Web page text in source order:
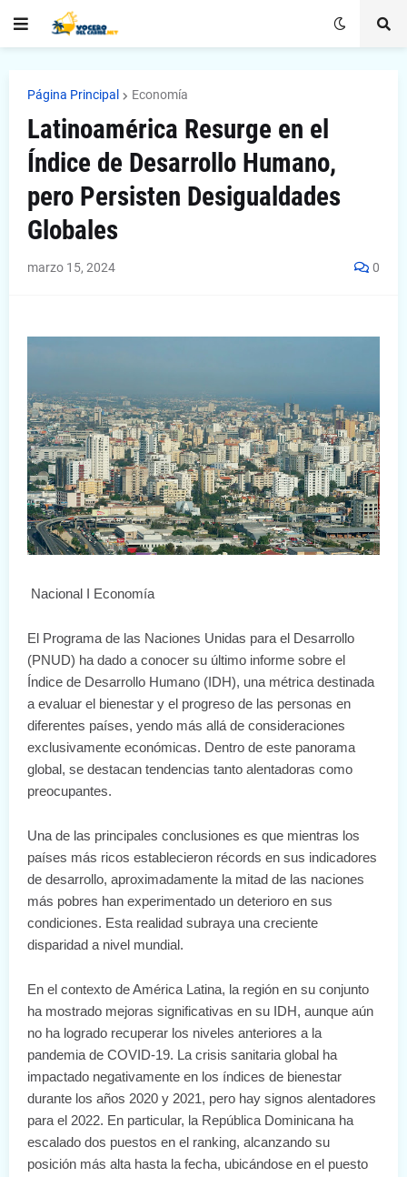
Página Principal Economía
Latinoamérica Resurge en el
Índice de Desarrollo Humano,
pero Persisten Desigualdades
Globales
marzo 15, 2024 0
Nacional I Economía
El Programa de las Naciones Unidas para el Desarrollo
(PNUD) ha dado a conocer su último informe sobre el
Índice de Desarrollo Humano (IDH), una métrica destinada
a evaluar el bienestar y el progreso de las personas en
diferentes países, yendo más allá de consideraciones
exclusivamente económicas. Dentro de este panorama
global, se destacan tendencias tanto alentadoras como
preocupantes.
Una de las principales conclusiones es que mientras los
países más ricos establecieron récords en sus indicadores
de desarrollo, aproximadamente la mitad de las naciones
más pobres han experimentado un deterioro en sus
condiciones. Esta realidad subraya una creciente
disparidad a nivel mundial.
En el contexto de América Latina, la región en su conjunto
ha mostrado mejoras significativas en su IDH, aunque aún
no ha logrado recuperar los niveles anteriores a la
pandemia de COVID-19. La crisis sanitaria global ha
impactado negativamente en los índices de bienestar
durante los años 2020 y 2021, pero hay signos alentadores
para el 2022. En particular, la República Dominicana ha
escalado dos puestos en el ranking, alcanzando su
posición más alta hasta la fecha, ubicándose en el puesto